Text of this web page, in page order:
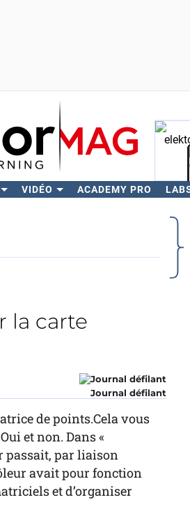
VIDÉO ACADEMY PRO
la carte
Journal défilant
de points.Cela vous
et non. Dans «
passait, par liaison
avait pour fonction
et d’organiser